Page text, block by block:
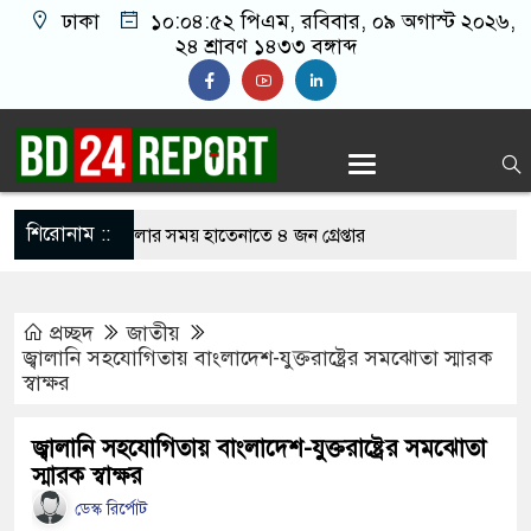
ঢাকা ১০:০৪:৫৩ পিএম, রবিবার, ০৯ অগাস্ট ২০২৬,
২৪ শ্রাবণ ১৪৩৩ বঙ্গাব্দ
শিরোনাম ::
জুয়া খেলার সময় হাতেনাতে ৪ জন গ্রেপ্তার
অসহায় মায়ের মাথার চুল বিক্রি
অমায়িক ব্যবহার পান, জানালেন নারী
প্রচ্ছদ
জাতীয়
জ্বালানি সহযোগিতায় বাংলাদেশ-যুক্তরাষ্ট্রের সমঝোতা স্মারক
স্বাক্ষর
জ্বালানি সহযোগিতায় বাংলাদেশ-যুক্তরাষ্ট্রের সমঝোতা
স্মারক স্বাক্ষর
ডেস্ক রির্পোট